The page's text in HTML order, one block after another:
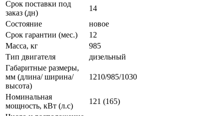
Срок поставки под
заказ (дн)
14
Состояние
новое
Срок гарантии (мес.)
12
Масса, кг
985
Тип двигателя
дизельный
Габаритные размеры,
мм (длина/ ширина/
высота)
1210/985/1030
Номинальная
мощность, кВт (л.с)
121 (165)